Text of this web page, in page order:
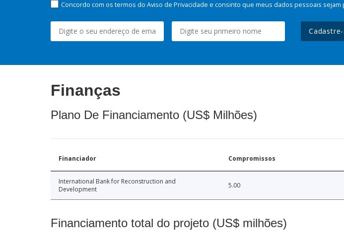
Concordo com os termos do Aviso de Privacidade e consinto que meus dados pessoais
Finanças
Plano De Financiamento (US$ Milhões)
Financiador Compromissos
International Bank for Reconstruction and
Development
5.00
Financiamento total do projeto (US$ milhões)